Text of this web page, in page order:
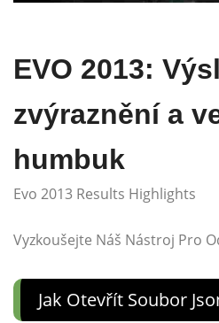
EVO 2013:
zvýraznění a
humbuk
Evo 2013 Results Highlights
Vyzkoušejte Náš Nástroj Pro
Jak Otevřít Soubor